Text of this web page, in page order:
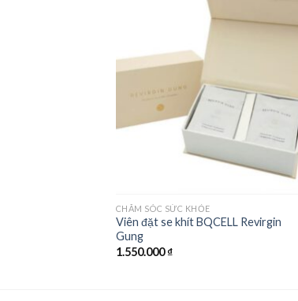
CHĂM SÓC SỨC KHỎE
Viên đặt se khít BQCELL Revirgin
Gung
1.550.000₫